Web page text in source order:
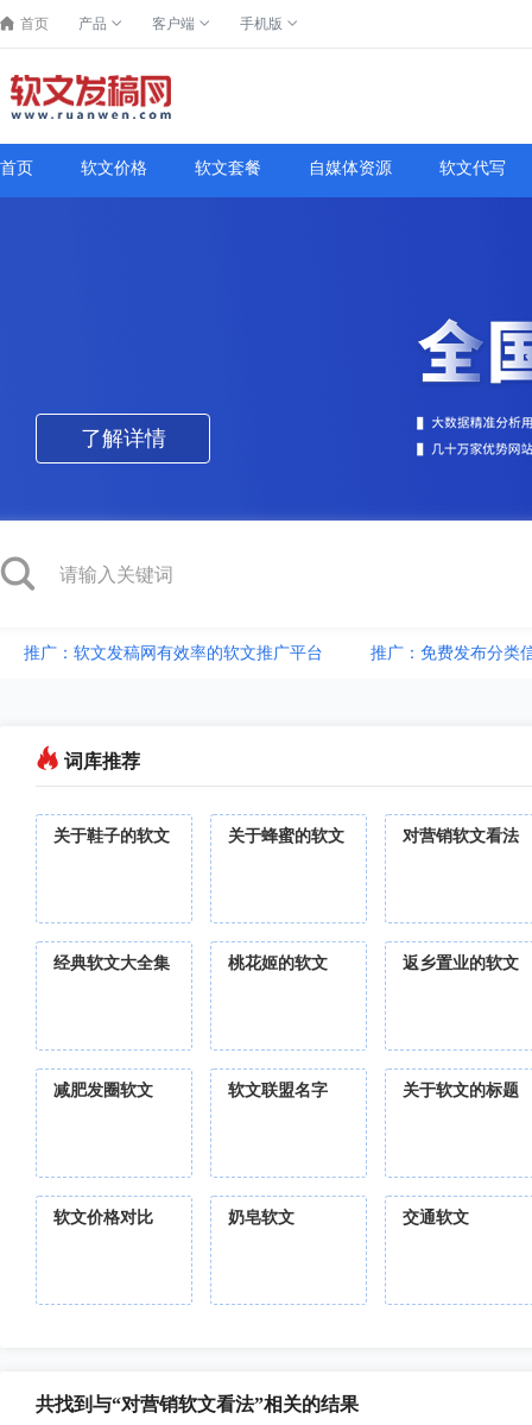
首页 产品 客户端 手机版
首页 软文价格 软文套餐 自媒体资源 软文代写
了解详情
推广：软文发稿网有效率的软文推广平台 推广：免费发布分类
词库推荐
关于鞋子的软文 关于蜂蜜的软文 对营销软文看法
经典软文大全集 桃花姬的软文 返乡置业的软文
减肥发圈软文 软文联盟名字 关于软文的标题
软文价格对比 奶皂软文 交通软文
共找到与“对营销软文看法”相关的结果